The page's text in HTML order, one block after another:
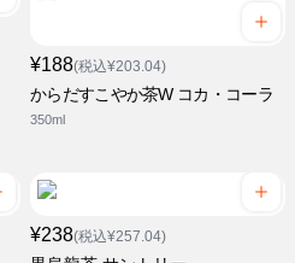
¥188(税込¥203.04)
からだすこやか茶W コカ・コーラ
350ml
¥238(税込¥257.04)